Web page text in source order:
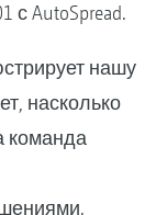
с AutoSpread.
нашу
насколько
команда